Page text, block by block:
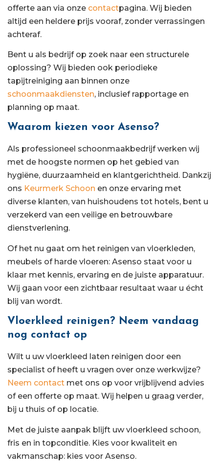
offerte aan via onze contactpagina. Wij bieden
altijd een heldere prijs vooraf, zonder verrassingen
achteraf.
Bent u als bedrijf op zoek naar een structurele
oplossing? Wij bieden ook periodieke
tapijtreiniging aan binnen onze
schoonmaakdiensten, inclusief rapportage en
planning op maat.
Waarom kiezen voor Asenso?
Als professioneel schoonmaakbedrijf werken wij
met de hoogste normen op het gebied van
hygiëne, duurzaamheid en klantgerichtheid. Dankzij
ons Keurmerk Schoon en onze ervaring met
diverse klanten, van huishoudens tot hotels, bent u
verzekerd van een veilige en betrouwbare
dienstverlening.
Of het nu gaat om het reinigen van vloerkleden,
meubels of harde vloeren: Asenso staat voor u
klaar met kennis, ervaring en de juiste apparatuur.
Wij gaan voor een zichtbaar resultaat waar u écht
blij van wordt.
Vloerkleed reinigen? Neem vandaag
nog contact op
Wilt u uw vloerkleed laten reinigen door een
specialist of heeft u vragen over onze werkwijze?
Neem contact met ons op voor vrijblijvend advies
of een offerte op maat. Wij helpen u graag verder,
bij u thuis of op locatie.
Met de juiste aanpak blijft uw vloerkleed schoon,
fris en in topconditie. Kies voor kwaliteit en
vakmanschap: kies voor Asenso.